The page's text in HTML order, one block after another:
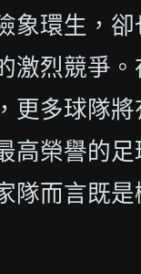
象環生，
激烈競爭
更多球隊
高榮譽的
隊而言既